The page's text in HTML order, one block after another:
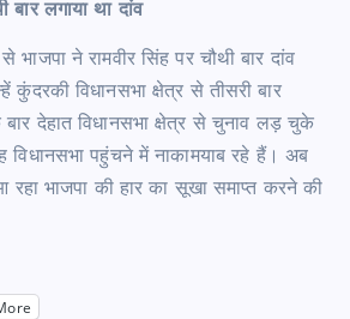
बार लगाया था दांव
भाजपा ने रामवीर सिंह पर चौथी बार दांव
कुंदरकी विधानसभा क्षेत्र से तीसरी बार
बार देहात विधानसभा क्षेत्र से चुनाव लड़ चुके
विधानसभा पहुंचने में नाकामयाब रहे हैं। अब
भाजपा की हार का सूखा समाप्त करने की